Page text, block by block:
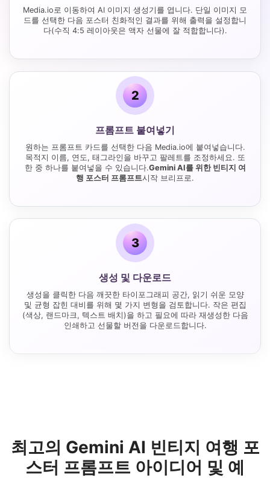
Media.io로 이동하여 AI 이미지 생성기를 엽니다. 단일 이미지 모
드를 선택한 다음 포스터 친화적인 결과를 위해 출력을 설정합니
다(수직 4:5 레이아웃은 액자 선물에 잘 적합합니다).
2
프롬프트 붙여넣기
원하는 프롬프트 카드를 선택한 다음 Media.io에 붙여넣습니다.
목적지 이름, 연도, 태그라인을 바꾸고 팔레트를 조정하세요. 또
한 중 하나를 붙여넣을 수 있습니다.Gemini AI를 위한 빈티지 여
행 포스터 프롬프트시작 브리프로.
3
생성 및 다운로드
생성을 클릭한 다음 깨끗한 타이포그래피 공간, 읽기 쉬운 모양
및 균형 잡힌 대비를 위해 몇 가지 변형을 검토합니다. 작은 편집
(색상, 랜드마크, 텍스트 배치)을 하고 필요에 따라 재생성한 다음
인쇄하고 선물할 버전을 다운로드합니다.
최고의 Gemini AI 빈티지 여행 포
스터 프롬프트 아이디어 및 예